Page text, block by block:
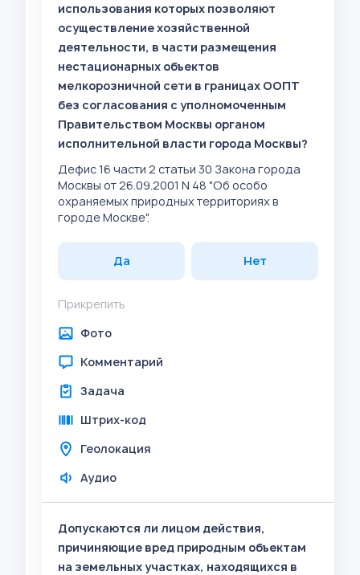
использования которых позволяют
осуществление хозяйственной
деятельности, в части размещения
нестационарных объектов
мелкорозничной сети в границах ООПТ
без согласования с уполномоченным
Правительством Москвы органом
исполнительной власти города Москвы?
Дефис 16 части 2 статьи 30 Закона города
Москвы от 26.09.2001 N 48 "Об особо
охраняемых природных территориях в
городе Москве".
Да Нет
Прикрепить
Фото
Комментарий
Задача
Штрих-код
Геолокация
Аудио
Допускаются ли лицом действия,
причиняющие вред природным объектам
на земельных участках, находящихся в